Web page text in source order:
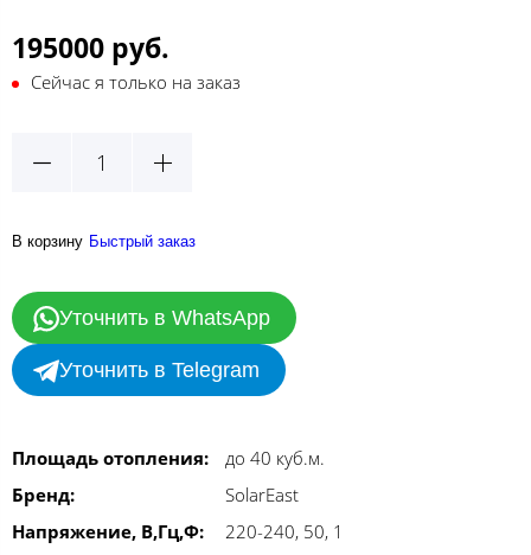
195000 руб.
Сейчас я только на заказ
В корзину Быстрый заказ
Уточнить в WhatsApp
Уточнить в Telegram
Площадь отопления:
до 40 куб.м.
Бренд:
SolarEast
Напряжение, В,Гц,Ф:
220-240, 50, 1